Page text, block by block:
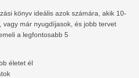
könyv ideális azok számára, akik 10-
vagy már nyugdíjasok, és jobb tervet
a legfontosabb 5
életet él